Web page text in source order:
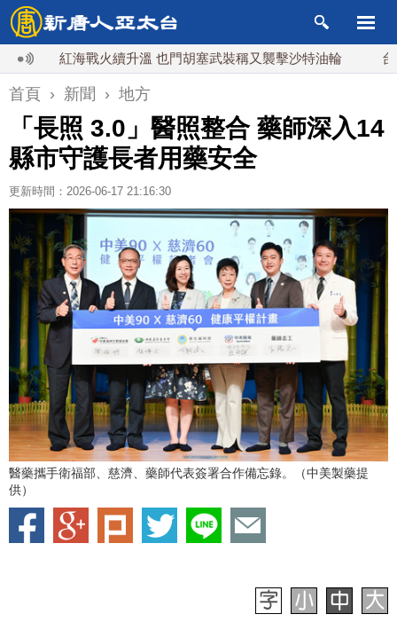
紅海戰火續升溫 也門胡塞武裝稱又襲擊沙特油輪 台灣漢光
首頁 › 新聞 › 地方
「長照 3.0」醫照整合 藥師深入14
縣市守護長者用藥安全
更新時間：2026-06-17 21:16:30
醫藥攜手衛福部、慈濟、藥師代表簽署合作備忘錄。（中美製藥提
供）